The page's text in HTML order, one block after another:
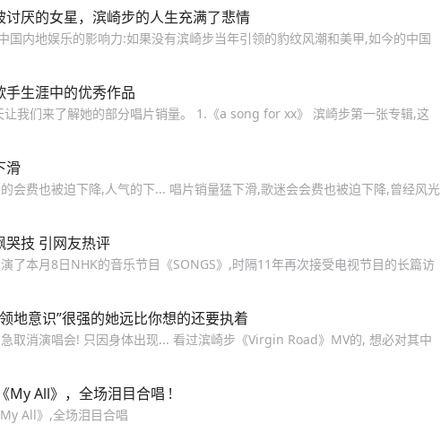
厌的女星，滨崎步的人生充满了悲情
国内地娱乐的影响力:如果没有滨崎步当年引领的豹纹风潮和美甲,如今的中国
生涯中的优秀作品
我们来了解她的部分唱片销量。 1.《a song for xx》 滨崎步第一张专辑,这
滑
会费也被迫下降,人气的下... 唱片销量猛下滑,歌迷会会费也被迫下降,曾经风光
哭技 引网友热评
了本月8日NHK的音乐节目《SONGS》,时隔11年再次接受电视节目的长篇访
地意识”很强的她远比你想的还要执着
取消演唱会! 只因身体出现... 看过滨崎步《Virgin Road》MV的, 想必对其中
My All》，全场泪目合唱 !
All》,全场泪目合唱